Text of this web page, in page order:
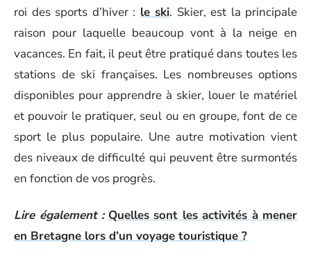
roi des sports d’hiver : le ski. Skier, est la principale
raison pour laquelle beaucoup vont à la neige en
vacances. En fait, il peut être pratiqué dans toutes les
stations de ski françaises. Les nombreuses options
disponibles pour apprendre à skier, louer le matériel
et pouvoir le pratiquer, seul ou en groupe, font de ce
sport le plus populaire. Une autre motivation vient
des niveaux de difficulté qui peuvent être surmontés
en fonction de vos progrès.
Lire également : Quelles sont les activités à mener
en Bretagne lors d’un voyage touristique ?